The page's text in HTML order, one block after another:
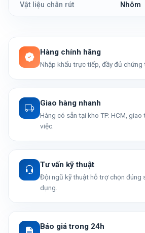
Vật liệu chân rút Nhôm
Hàng chính hãng
Nhập khẩu trực tiếp, đầy đủ chứng
Giao hàng nhanh
Hàng có sẵn tại kho TP. HCM,
việc.
Tư vấn kỹ thuật
Đội ngũ kỹ thuật hỗ trợ chọn đúng
dụng.
Báo giá trong 24h